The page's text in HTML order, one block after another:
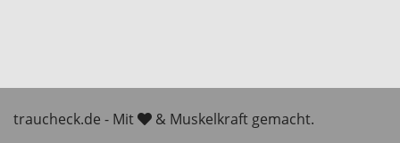
traucheck.de - Mit
& Muskelkraft gemacht.